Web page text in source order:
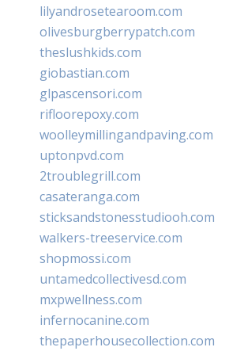
lilyandrosetearoom.com
olivesburgberrypatch.com
theslushkids.com
giobastian.com
glpascensori.com
rifloorepoxy.com
woolleymillingandpaving.com
uptonpvd.com
2troublegrill.com
casateranga.com
sticksandstonesstudiooh.com
walkers-treeservice.com
shopmossi.com
untamedcollectivesd.com
mxpwellness.com
infernocanine.com
thepaperhousecollection.com